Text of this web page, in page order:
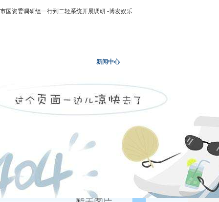
市国资委调研组一行到二轻系统开展调研 -博发娱乐
新闻中心